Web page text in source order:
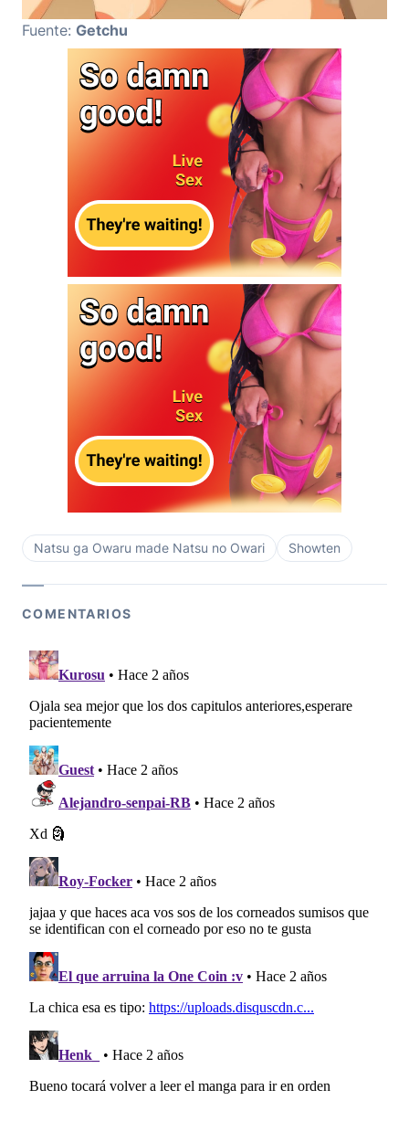
Fuente: Getchu
Natsu ga Owaru made Natsu no Owari Showten
COMENTARIOS